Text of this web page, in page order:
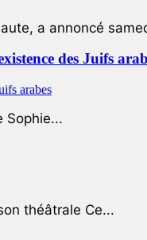
a annoncé
des Juifs
Sophie...
théâtrale Ce...